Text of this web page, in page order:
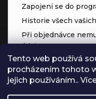
Tento web používá
procházením tohoto
jejich používáním..
Zapojení se do
Historie všech
Při objednávce
údaje
Přednostní přístup
Body za každý nákup